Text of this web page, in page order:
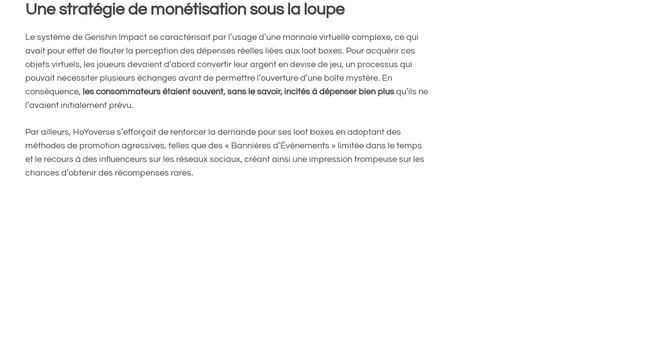
Une stratégie de monétisation sous la loupe
Le système de Genshin Impact se caractérisait par l’usage d’une monnaie virtuelle complexe, ce qui
avait pour effet de flouter la perception des dépenses réelles liées aux loot boxes. Pour acquérir ces
objets virtuels, les joueurs devaient d’abord convertir leur argent en devise de jeu, un processus qui
pouvait nécessiter plusieurs échanges avant de permettre l’ouverture d’une boîte mystère. En
conséquence, les consommateurs étaient souvent, sans le savoir, incités à dépenser bien plus qu’ils ne
l’avaient initialement prévu.
Par ailleurs, HoYoverse s’efforçait de renforcer la demande pour ses loot boxes en adoptant des
méthodes de promotion agressives, telles que des « Bannières d’Événements » limitée dans le temps
et le recours à des influenceurs sur les réseaux sociaux, créant ainsi une impression trompeuse sur les
chances d’obtenir des récompenses rares.